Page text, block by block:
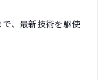
、最新技術を駆使